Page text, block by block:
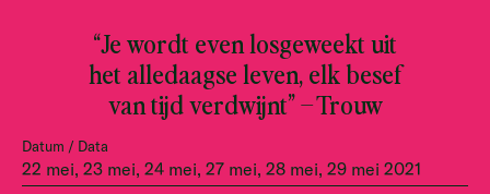
Datum / Data
22 mei, 23 mei, 24 mei, 27 mei, 28 mei, 29 mei 2021
“Je wordt even losgeweekt uit
het alledaagse leven, elk besef
van tijd verdwijnt” – Trouw